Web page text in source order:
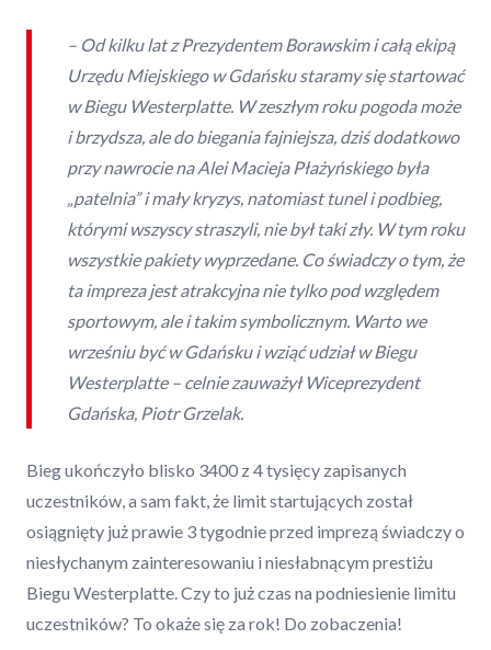
– Od kilku lat z Prezydentem Borawskim i całą ekipą
Urzędu Miejskiego w Gdańsku staramy się startować
w Biegu Westerplatte. W zeszłym roku pogoda może
i brzydsza, ale do biegania fajniejsza, dziś dodatkowo
przy nawrocie na Alei Macieja Płażyńskiego była
„patelnia” i mały kryzys, natomiast tunel i podbieg,
którymi wszyscy straszyli, nie był taki zły. W tym roku
wszystkie pakiety wyprzedane. Co świadczy o tym, że
ta impreza jest atrakcyjna nie tylko pod względem
sportowym, ale i takim symbolicznym. Warto we
wrześniu być w Gdańsku i wziąć udział w Biegu
Westerplatte – celnie zauważył Wiceprezydent
Gdańska, Piotr Grzelak.
Bieg ukończyło blisko 3400 z 4 tysięcy zapisanych
uczestników, a sam fakt, że limit startujących został
osiągnięty już prawie 3 tygodnie przed imprezą świadczy o
niesłychanym zainteresowaniu i niesłabnącym prestiżu
Biegu Westerplatte. Czy to już czas na podniesienie limitu
uczestników? To okaże się za rok! Do zobaczenia!